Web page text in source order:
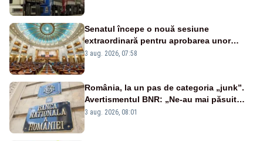
Senatul începe o nouă sesiune
extraordinară pentru aprobarea unor
jaloane din PNRR
3 aug. 2026, 07:58
România, la un pas de categoria „junk”.
Avertismentul BNR: „Ne-au mai păsuit
pentru câteva luni”
3 aug. 2026, 08:01